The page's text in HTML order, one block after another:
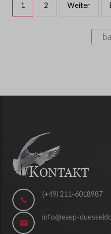
1 2 Weiter
(+49) 211-6018987
info@eaep-